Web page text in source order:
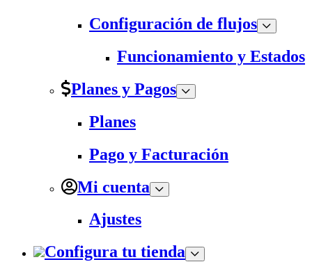
Configuración de flujos
Funcionamiento y Estados
Planes y Pagos
Planes
Pago y Facturación
Mi cuenta
Ajustes
Configura tu tienda